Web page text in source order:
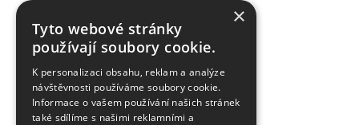
×
Tyto webové stránky
používají soubory cookie.
K personalizaci obsahu, reklam a analýze
návštěvnosti používáme soubory cookie.
Informace o vašem používání našich stránek
také sdílíme s našimi reklamními a